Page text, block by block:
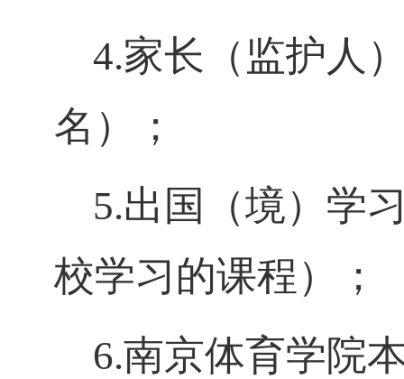
4.家长（监护人
名）；
5.出国（境）学
校学习的课程）；
6.南京体育学院